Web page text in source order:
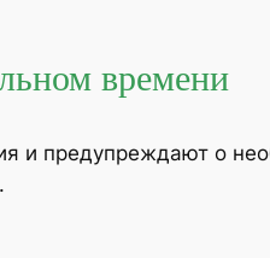
времени
и предупреждают о